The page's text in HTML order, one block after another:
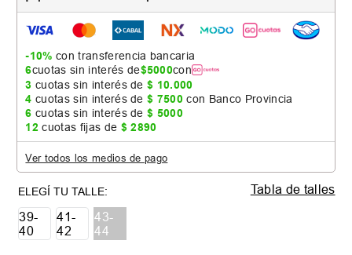
-10% con transferencia bancaria
6cuotas sin interés de$5000con
3 cuotas sin interés de$ 10.000
4 cuotas sin interés de$ 7500 con Banco Provincia
6 cuotas sin interés de$ 5000
12 cuotas fijas de $ 2890
Ver todos los medios de pago
39-
40
41-
42
43-
44
Tabla de talles